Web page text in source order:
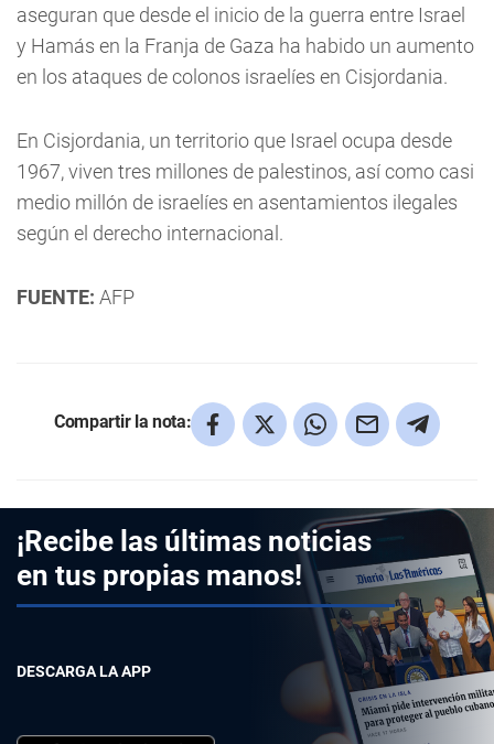
aseguran que desde el inicio de la guerra entre Israel
y Hamás en la Franja de Gaza ha habido un aumento
en los ataques de colonos israelíes en Cisjordania.
En Cisjordania, un territorio que Israel ocupa desde
1967, viven tres millones de palestinos, así como casi
medio millón de israelíes en asentamientos ilegales
según el derecho internacional.
FUENTE: AFP
Compartir la nota:
¡Recibe las últimas noticias
en tus propias manos!
DESCARGA LA APP